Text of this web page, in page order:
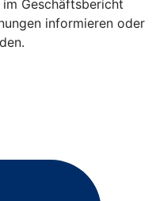
Geschäftsbericht
informieren oder